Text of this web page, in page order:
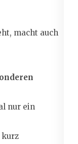
macht auch
nur ein
kurz